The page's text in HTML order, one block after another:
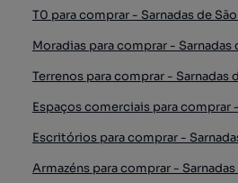
T0 para comprar - Sarnadas de
Moradias para comprar - Sarnadas
Terrenos para comprar - Sarnadas
Espaços comerciais para comprar
Escritórios para comprar -
Armazéns para comprar -